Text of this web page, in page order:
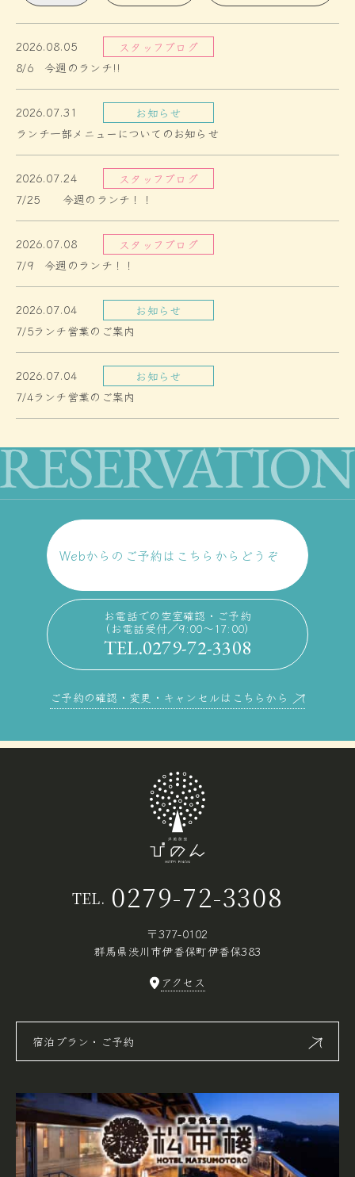
2026.08.05
スタッフブログ
8/6 今週のランチ!!
2026.07.31
お知らせ
ランチ一部メニューについてのお知らせ
2026.07.24
スタッフブログ
7/25 今週のランチ！！
2026.07.08
スタッフブログ
7/9 今週のランチ！！
2026.07.04
お知らせ
7/5ランチ営業のご案内
2026.07.04
お知らせ
7/4ランチ営業のご案内
Webからのご予約はこちらからどうぞ
お電話での空室確認・ご予約
（お電話受付／9:00〜17:00）
TEL.0279-72-3308
ご予約の確認・変更・キャンセルはこちらから
TEL. 0279-72-3308
〒377-0102
群馬県渋川市伊香保町伊香保383
アクセス
宿泊プラン・ご予約